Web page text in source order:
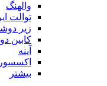
والهنگ
توالت
زیر
کابین
آینه
بیشتر